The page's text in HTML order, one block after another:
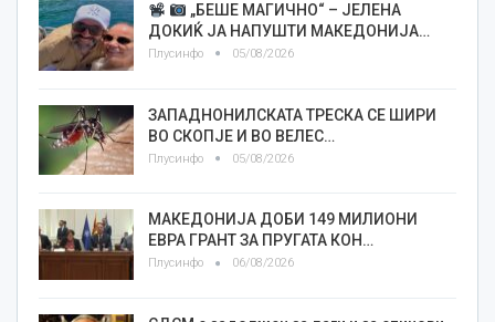
„БЕШЕ МАГИЧНО“ – ЈЕЛЕНА
ДОКИЌ ЈА НАПУШТИ МАКЕДОНИЈА…
Плусинфо 05/08/2026
ЗАПАДНОНИЛСКАТА ТРЕСКА СЕ ШИРИ
ВО СКОПЈЕ И ВО ВЕЛЕС…
Плусинфо 05/08/2026
МАКЕДОНИЈА ДОБИ 149 МИЛИОНИ
ЕВРА ГРАНТ ЗА ПРУГАТА КОН…
Плусинфо 06/08/2026